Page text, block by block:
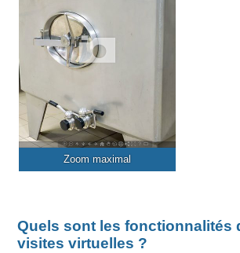
Zoom maximal
Quels sont les fonctionnalités
visites virtuelles ?